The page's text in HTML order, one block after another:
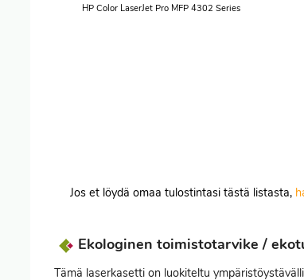
HP Color LaserJet Pro MFP 4302 Series
Jos et löydä omaa tulostintasi tästä listasta,
Ekologinen toimistotarvike /
Tämä laserkasetti on luokiteltu